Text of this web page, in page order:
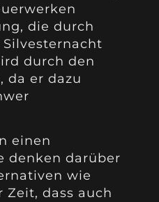
die durch
durch den
da er dazu
einen
denken darüber
wie
Zeit, dass auch